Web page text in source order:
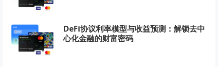
DeFi协议利率模型与收益预测：解锁去中
心化金融的财富密码